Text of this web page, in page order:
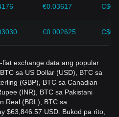
ang mga pagbabago sa
at ayusin ang kanilang mga
€0.03617
€0.002625
exchange data ang popular
sa US Dollar (USD), BTC sa
(GBP), BTC sa Canadian
(INR), BTC sa Pakistani
Real (BRL), BTC sa…
$63,846.57 USD. Bukod pa rito,